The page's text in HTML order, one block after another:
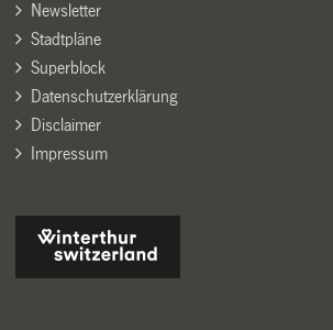
Newsletter
Stadtpläne
Superblock
Datenschutzerklärung
Disclaimer
Impressum